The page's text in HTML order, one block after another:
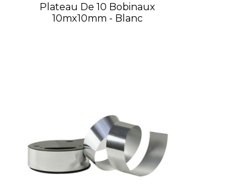
Plateau De 10 Bobinaux
10mx10mm - Blanc